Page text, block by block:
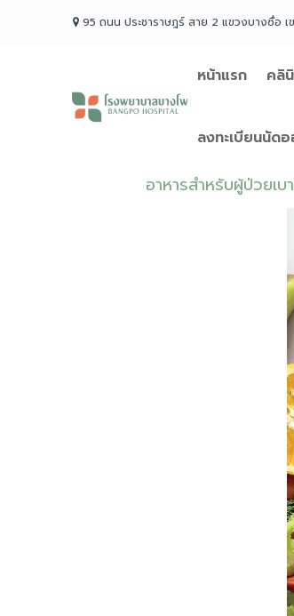
95 ถนน ประชาราษฎร์ สาย 2 แขวงบางซื่อ
โรง
พยาบาล
บางโพ
หน้าแรก คลิ
ลงทะเบียนนัด
อาหารสำหรับผู้ป่วยเบ